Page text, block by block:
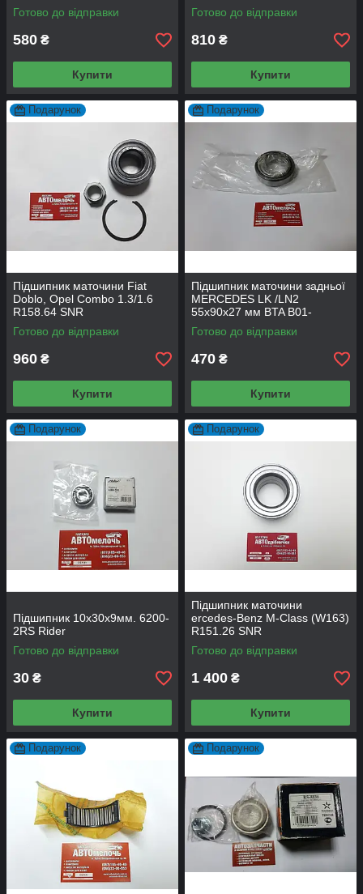
Готово до відправки
580 ₴
Купити
Готово до відправки
810 ₴
Купити
Подарунок
Підшипник маточини Fiat
Doblo, Opel Combo 1.3/1.6
R158.64 SNR
Готово до відправки
960 ₴
Купити
Подарунок
Підшипник маточини задньої
MERCEDES LK /LN2
55х90х27 мм BTA B01-
33011/q
Готово до відправки
470 ₴
Купити
Подарунок
Підшипник 10х30х9мм. 6200-
2RS Rider
Готово до відправки
30 ₴
Купити
Подарунок
Підшипник маточини
ercedes-Benz M-Class (W163)
R151.26 SNR
Готово до відправки
1 400 ₴
Купити
Подарунок Подарунок